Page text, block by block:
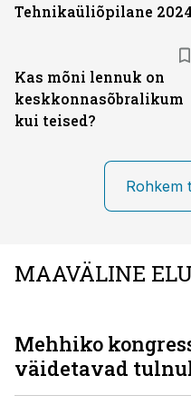
Tehnikaüliõpilane 2024
Kas mõni lennuk on
keskkonna­sõbralikum
kui teised?
Rohkem
MAAVÄLINE ELU
Mehhiko
väidetavad